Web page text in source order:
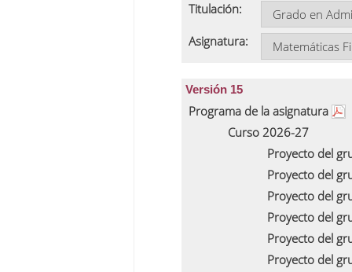
Titulación:
Asignatura:
Versión 15
Programa de la asignatura
Curso 2026-27
Proyecto del
Proyecto del
Proyecto del
Proyecto del
Proyecto del
Proyecto del